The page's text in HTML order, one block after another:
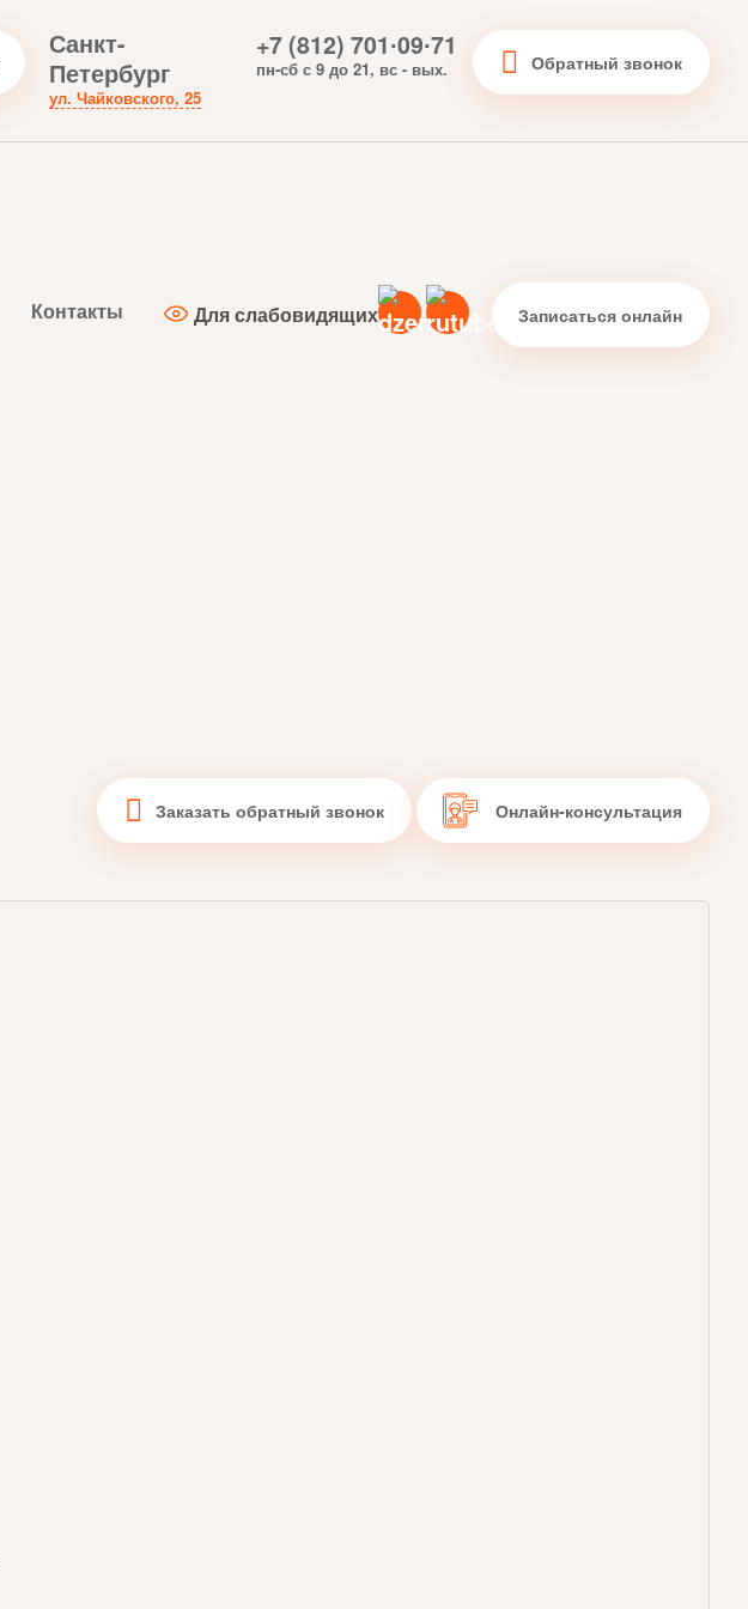
Санкт-
Петербург
ул. Чайковского, 25
+7 (812) 701∙09∙71
пн-сб с 9 до 21, вс - вых. Обратный звонок
Контакты Для слабовидящих Записаться онлайн
Заказать обратный звонок Онлайн-консультация